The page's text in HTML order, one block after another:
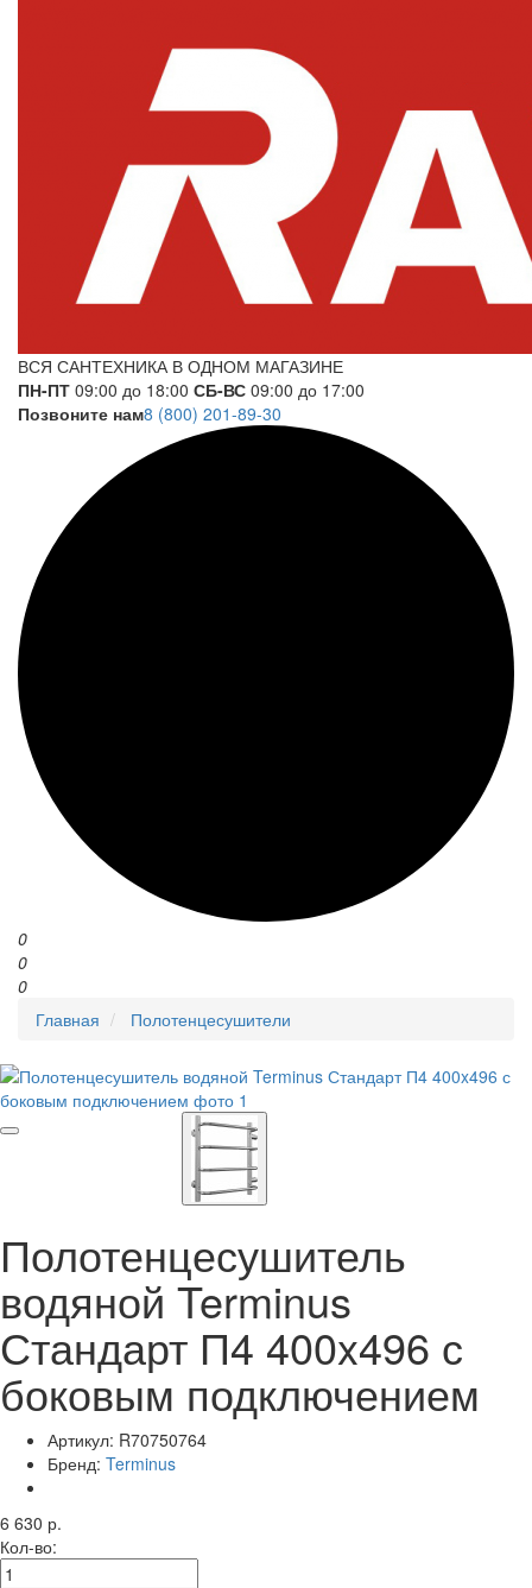
ВСЯ САНТЕХНИКА В ОДНОМ МАГАЗИНЕ
ПН-ПТ 09:00 до 18:00 СБ-ВС 09:00 до 17:00
Позвоните нам8 (800) 201-89-30
0
0
0
Главная
Полотенцесушители
Полотенцесушитель
водяной Terminus
Стандарт П4 400x496 с
боковым подключением
Артикул: R70750764
Бренд: Terminus
6 630 р.
Кол-во: